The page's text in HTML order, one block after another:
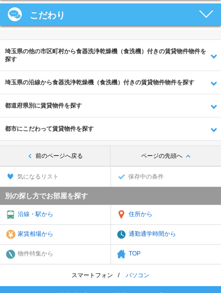
こだわり
埼玉県の他の市区町村から食器洗浄乾燥機（食洗機）付きの賃貸物件物件を
探す
埼玉県の沿線から食器洗浄乾燥機（食洗機）付きの賃貸物件物件を探す
都道府県別に賃貸物件を探す
都市にこだわって賃貸物件を探す
前のページへ戻る ページの先頭へ
気になるリスト 保存中の条件
別の探し方でお部屋を探す
沿線・駅から 住所から
家賃相場から 通勤通学時間から
物件特集から TOP
スマートフォン パソコン